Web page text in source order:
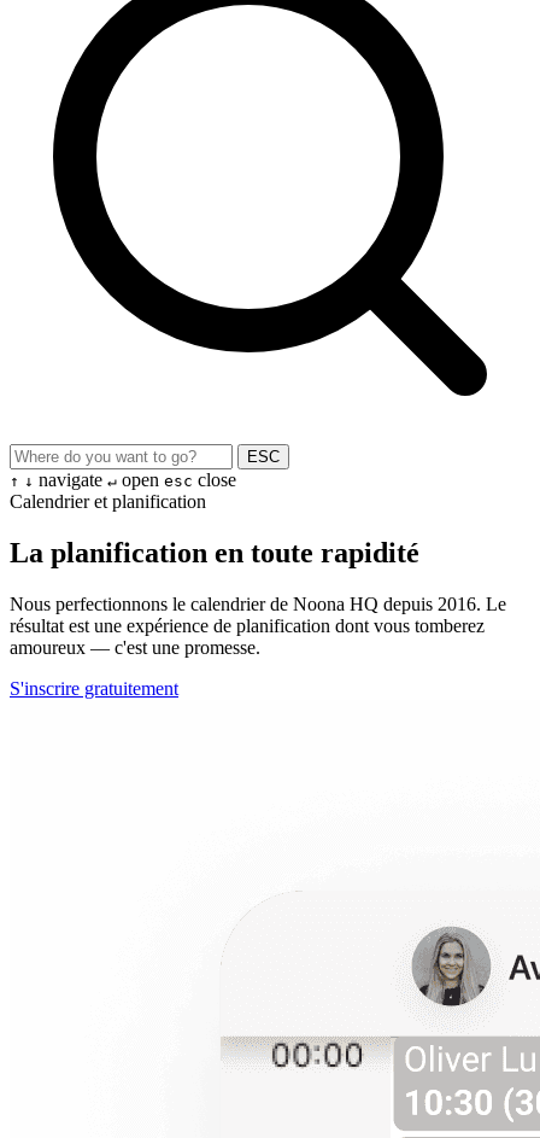
ESC
↑ ↓ navigate ↵ open esc close
Calendrier et planification
La planification en toute rapidité
Nous perfectionnons le calendrier de Noona HQ depuis 2016. Le
résultat est une expérience de planification dont vous tomberez
amoureux — c'est une promesse.
S'inscrire gratuitement